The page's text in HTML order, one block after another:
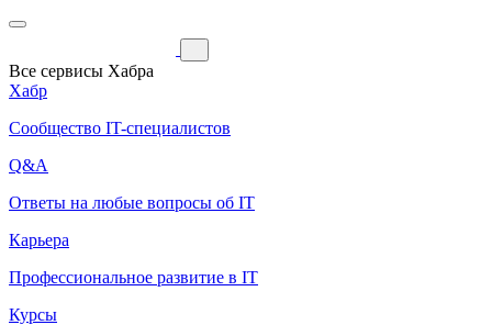
Все сервисы Хабра
Хабр
Сообщество IT-специалистов
Q&A
Ответы на любые вопросы об IT
Карьера
Профессиональное развитие в IT
Курсы